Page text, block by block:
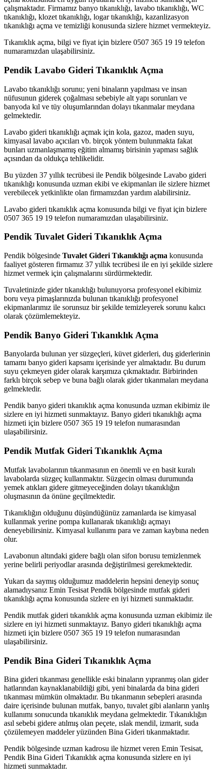
çalışmaktadır. Firmamız banyo tıkanıklığı, lavabo tıkanıklığı, WC
tıkanıklığı, klozet tıkanıklığı, logar tıkanıklığı, kazanlizasyon
tıkanıklığı açma ve temizliği konusunda sizlere hizmet vermekteyiz.
Tıkanıklık açma, bilgi ve fiyat için bizlere 0507 365 19 19 telefon
numaramızdan ulaşabilirsiniz.
Pendik Lavabo Gideri Tıkanıklık Açma
Lavabo tıkanıklığı sorunu; yeni binaların yapılması ve insan
nüfusunun giderek çoğalması sebebiyle alt yapı sorunları ve
banyoda kıl ve tüy oluşumlarından dolayı tıkanmalar meydana
gelmektedir.
Lavabo gideri tıkanıklığı açmak için kola, gazoz, maden suyu,
kimyasal lavabo açıcıları vb. birçok yöntem bulunmakta fakat
bunları uzmanlaşmamış eğitim almamış birisinin yapması sağlık
açısından da oldukça tehlikelidir.
Bu yüzden 37 yıllık tecrübesi ile Pendik bölgesinde Lavabo gideri
tıkanıklığı konusunda uzman ekibi ve ekipmanları ile sizlere hizmet
verebilecek yetkinlikte olan firmamızdan yardım alabilirsiniz.
Lavabo gideri tıkanıklık açma konusunda bilgi ve fiyat için bizlere
0507 365 19 19 telefon numaramızdan ulaşabilirsiniz.
Pendik Tuvalet Gideri Tıkanıklık Açma
Pendik bölgesinde Tuvalet Gideri Tıkanıklığı açma konusunda
faaliyet gösteren firmamız 37 yıllık tecrübesi ile en iyi şekilde sizlere
hizmet vermek için çalışmalarını sürdürmektedir.
Tuvaletinizde gider tıkanıklığı bulunuyorsa profesyonel ekibimiz
boru veya pimaşlarınızda bulunan tıkanıklığı profesyonel
ekipmanlarımız ile sorunsuz bir şekilde temizleyerek sorunu kalıcı
olarak çözümlemekteyiz.
Pendik Banyo Gideri Tıkanıklık Açma
Banyolarda bulunan yer süzgeçleri, küvet giderleri, duş giderlerinin
tamamı banyo gideri kapsamı içerisinde yer almaktadır. Bu durum
suyu çekmeyen gider olarak karşımıza çıkmaktadır. Birbirinden
farklı birçok sebep ve buna bağlı olarak gider tıkanmaları meydana
gelmektedir.
Pendik banyo gideri tıkanıklık açma konusunda uzman ekibimiz ile
sizlere en iyi hizmeti sunmaktayız. Banyo gideri tıkanıklığı açma
hizmeti için bizlere 0507 365 19 19 telefon numarasından
ulaşabilirsiniz.
Pendik Mutfak Gideri Tıkanıklık Açma
Mutfak lavabolarının tıkanmasının en önemli ve en basit kuralı
lavabolarda süzgeç kullanmaktır. Süzgecin olması durumunda
yemek atıkları gidere gitmeyeceğinden dolayı tıkanıklığın
oluşmasının da önüne geçilmektedir.
Tıkanıklığın olduğunu düşündüğünüz zamanlarda ise kimyasal
kullanmak yerine pompa kullanarak tıkanıklığı açmayı
deneyebilirsiniz. Kimyasal kullanımı para ve zaman kaybına neden
olur.
Lavabonun altındaki gidere bağlı olan sifon borusu temizlenmek
yerine belirli periyodlar arasında değiştirilmesi gerekmektedir.
Yukarı da saymış olduğumuz maddelerin hepsini deneyip sonuç
alamadıysanız Emin Tesisat Pendik bölgesinde mutfak gideri
tıkanıklığı açma konusunda sizlere en iyi hizmeti sunmaktadır.
Pendik mutfak gideri tıkanıklık açma konusunda uzman ekibimiz ile
sizlere en iyi hizmeti sunmaktayız. Banyo gideri tıkanıklığı açma
hizmeti için bizlere 0507 365 19 19 telefon numarasından
ulaşabilirsiniz.
Pendik Bina Gideri Tıkanıklık Açma
Bina gideri tıkanması genellikle eski binaların yıpranmış olan gider
hatlarından kaynaklanabildiği gibi, yeni binalarda da bina gideri
tıkanması mümkün olmaktadır. Bu tıkanmanın sebepleri arasında
daire içerisinde bulunan mutfak, banyo, tuvalet gibi alanların yanlış
kullanımı sonucunda tıkanıklık meydana gelmektedir. Tıkanıklığın
asıl sebebi gidere atılmış olan peçete, ıslak mendil, izmarit, suda
çözülemeyen maddeler yüzünden Bina Gideri tıkanmaktadır.
Pendik bölgesinde uzman kadrosu ile hizmet veren Emin Tesisat,
Pendik Bina Gideri Tıkanıklık açma konusunda sizlere en iyi
hizmeti sunmaktadır.